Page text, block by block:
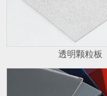
透明颗粒板